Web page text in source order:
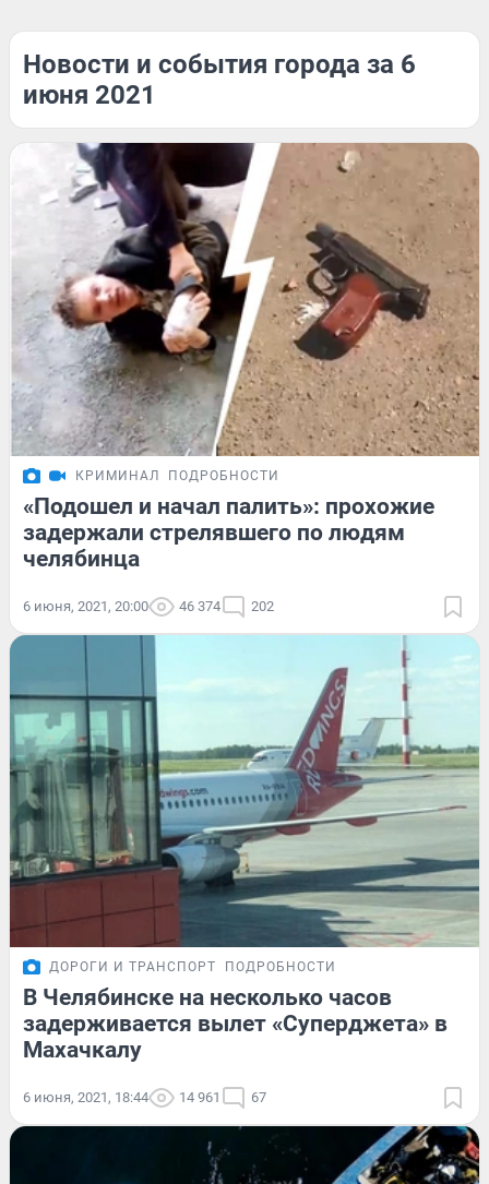
Новости и события города за 6
июня 2021
КРИМИНАЛ ПОДРОБНОСТИ
«Подошел и начал палить»: прохожие
задержали стрелявшего по людям
челябинца
6 июня, 2021, 20:00 46 374 202
ДОРОГИ И ТРАНСПОРТ ПОДРОБНОСТИ
В Челябинске на несколько часов
задерживается вылет «Суперджета» в
Махачкалу
6 июня, 2021, 18:44 14 961 67